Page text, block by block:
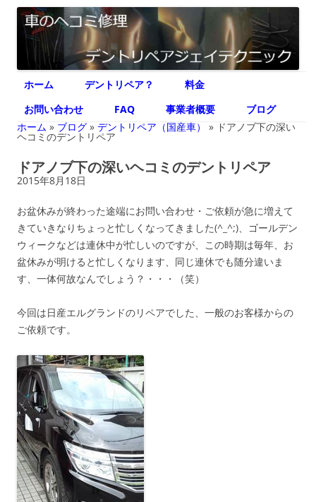
デントリペア ジェイテクニック
車のヘコミ修理専門 神奈川県横浜市 デントリペア ジェイテクニック
ン
ツ
へ
ス
プ
ホーム デントリペア？
料金
お問い合わせ
FAQ 事業者概要
ブログ
ホーム » ブログ » デントリペア（国産車） » ドアノブ下の深い
ヘコミのデントリペア
ドアノブ下の深いヘコミのデントリペア
2015年8月18日
お盆休みが終わった途端にお問い合わせ・ご依頼が急に増えて
きていきなりちょっと忙しくなってきました(^_^;)、ゴールデン
ウィークなどは連休中が忙しいのですが、この時期は毎年、お
盆休みが明けると忙しくなります、同じ連休でも随分違いま
す、一体何故なんでしょう？・・・（笑）
今回は日産エルグランドのリペアでした、一般のお客様からの
ご依頼です。